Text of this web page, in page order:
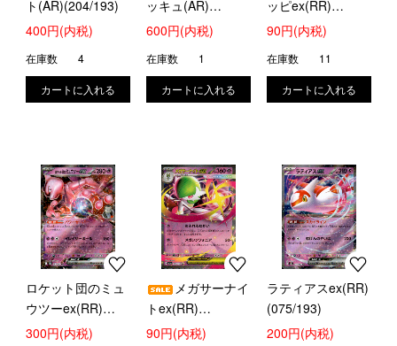
ト(AR)(204/193)
400円(内税)
在庫数 4
ッキュ(AR)
(205/193)
600円(内税)
在庫数 1
ッピex(RR)
(060/193)
90円(内税)
在庫数 11
ロケット団のミュ
ウツーex(RR)
(063/193)
300円(内税)
メガサーナイ
トex(RR)
(071/193)
90円(内税)
ラティアスex(RR)
(075/193)
200円(内税)